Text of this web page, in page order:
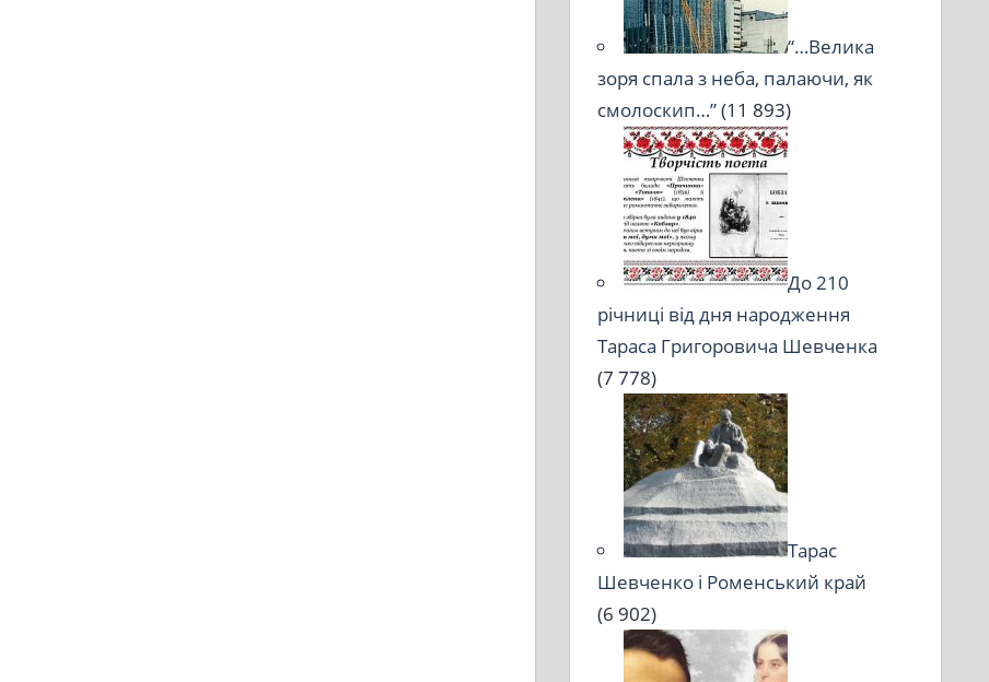
“…Велика
зоря спала з неба, палаючи, як
смолоскип…”(11 893)
До 210
річниці від дня народження
Тараса Григоровича Шевченка
(7 778)
Тарас
Шевченко і Роменський край
(6 902)